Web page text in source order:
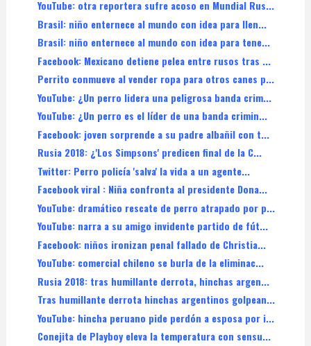
YouTube: otra reportera sufre acoso en Mundial Rus...
Brasil: niño enternece al mundo con idea para llen...
Brasil: niño enternece al mundo con idea para tene...
Facebook: Mexicano detiene pelea entre rusos tras ...
Perrito conmueve al vender ropa para otros canes p...
YouTube: ¿Un perro lidera una peligrosa banda crim...
YouTube: ¿Un perro es el líder de una banda crimin...
Facebook: joven sorprende a su padre albañil con t...
Rusia 2018: ¿'Los Simpsons' predicen final de la C...
Twitter: Perro policía 'salva' la vida a un agente...
Facebook viral : Niña confronta al presidente Dona...
YouTube: dramático rescate de perro atrapado por p...
YouTube: narra a su amigo invidente partido de fút...
Facebook: niños ironizan penal fallado de Christia...
YouTube: comercial chileno se burla de la eliminac...
Rusia 2018: tras humillante derrota, hinchas argen...
Tras humillante derrota hinchas argentinos golpean...
YouTube: hincha peruano pide perdón a esposa por i...
Conejita de Playboy eleva la temperatura con sensu...